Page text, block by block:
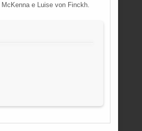
e Luise von Finckh.